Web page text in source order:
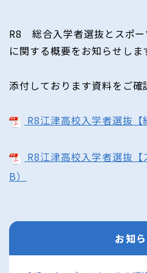
R8 総合入学者選抜とスポ
に関する概要をお知らせしま
添付しております資料をご確
R8江津高校入学者選抜【
R8江津高校入学者選抜
B）
お知